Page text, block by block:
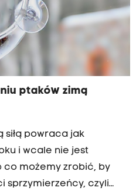
temperatury oraz
ptaków zimą
siłą powraca jak
i wcale nie jest
co możemy zrobić, by
sprzymierzeńcy, czyli